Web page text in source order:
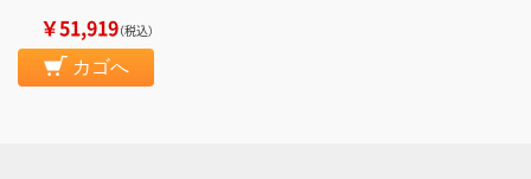
￥51,919（税込）
カゴへ